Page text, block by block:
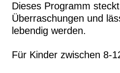
Dieses Programm
Überraschungen und
lebendig werden.
Für Kinder zwischen 8-